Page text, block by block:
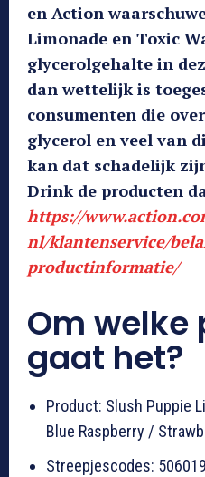
en Action
Limonade en Toxic
glycerolgehalte in
dan wettelijk is
consumenten die
glycerol en veel van
kan dat schadelijk
Drink de producten
https://
nl/klantenservice/
productinformatie/
Om welke
gaat het?
Product: Slush Puppie
Blue Raspberry /
Streepjescodes: